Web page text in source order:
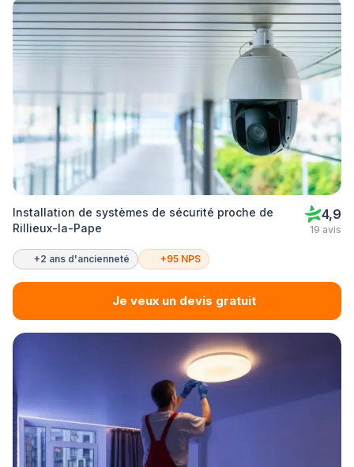
Installation de systèmes de sécurité proche de
Rillieux-la-Pape
4,9
19 avis
+2 ans d'ancienneté +95 NPS
Je veux un devis gratuit